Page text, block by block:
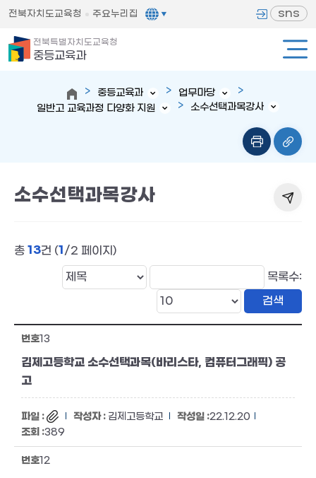
전북자치도교육청 주요누리집 sns
전북특별자치도교육청
중등교육과
중등교육과
업무마당
일반고 교육과정 다양화 지원
소수선택과목강사
소수선택과목강사
총 13건 (1/2 페이지)
목록수:
13
김제고등학교 소수선택과목(바리스타, 컴퓨터그래픽) 공
고
김제고등학교
22.12.20
389
12